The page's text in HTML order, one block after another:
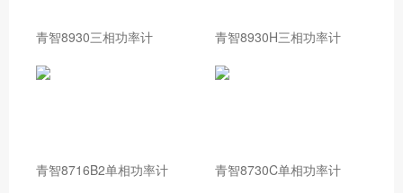
青智8930三相功率计 青智8930H三相功率计
青智8716B2单相功率计 青智8730C单相功率计